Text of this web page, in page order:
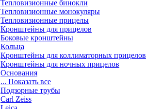
Тепловизионные бинокли
Тепловизионные монокуляры
Тепловизионные прицелы
Кронштейны для прицелов
Боковые кронштейны
Кольца
Кронштейны для коллиматорных прицелов
Кронштейны для ночных прицелов
Основания
... Показать все
Подзорные трубы
Carl Zeiss